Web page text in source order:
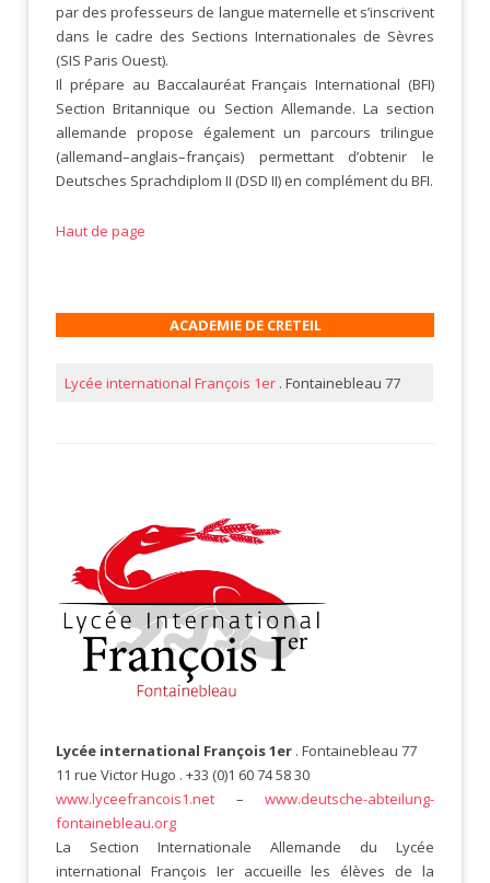
par des professeurs de langue maternelle et s’inscrivent
dans le cadre des Sections Internationales de Sèvres
(SIS Paris Ouest).
Il prépare au Baccalauréat Français International (BFI)
Section Britannique ou Section Allemande. La section
allemande propose également un parcours trilingue
(allemand–anglais–français) permettant d’obtenir le
Deutsches Sprachdiplom II (DSD II) en complément du BFI.
Haut de page
ACADEMIE DE CRETEIL
Lycée international François 1er. Fontainebleau 77
Lycée international François 1er . Fontainebleau 77
11 rue Victor Hugo . +33 (0)1 60 74 58 30
www.lyceefrancois1.net – www.deutsche-abteilung-
fontainebleau.org
La Section Internationale Allemande du Lycée
international François Ier accueille les élèves de la